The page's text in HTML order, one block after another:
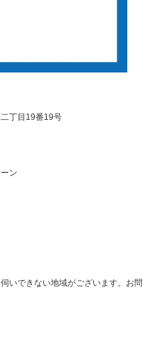
丁目19番19号
ン
いできない地域がございます。お問